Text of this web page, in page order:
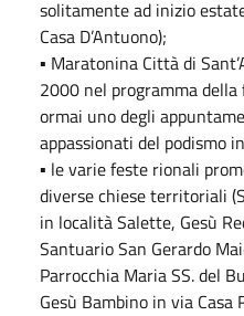
solitamente ad inizio
Casa D’Antuono);
▪ Maratonina Città di
2000 nel programma
ormai uno degli
appassionati del podismo
▪ le varie feste rionali
diverse chiese territoriali
in località Salette, Gesù
Santuario San Gerardo
Parrocchia Maria SS. del
Gesù Bambino in via Casa